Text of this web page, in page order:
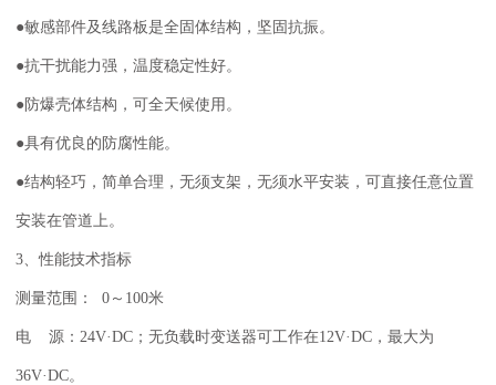
●敏感部件及线路板是全固体结构，坚固抗振。
●抗干扰能力强，温度稳定性好。
●防爆壳体结构，可全天候使用。
●具有优良的防腐性能。
●结构轻巧，简单合理，无须支架，无须水平安装，可直接任意位置
安装在管道上。
3、性能技术指标
测量范围： 0～100米
电 源：24V·DC；无负载时变送器可工作在12V·DC，最大为
36V·DC。